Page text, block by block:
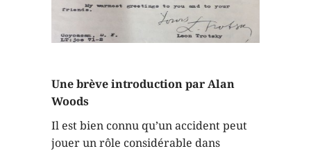
Une brève introduction par Alan
Woods
Il est bien connu qu’un accident peut
jouer un rôle considérable dans